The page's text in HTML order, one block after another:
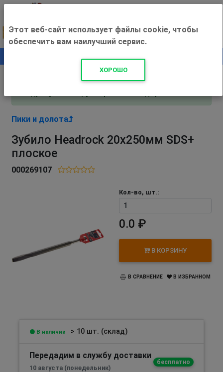
+500 ₽
Внимание! С 3 августа магазин работает по
Пики и долота
Зубило Headrock 20х250мм SDS+
плоское
000269107
Кол-во, шт.:
0.0 ₽
В КОРЗИНУ
В СРАВНЕНИЕ В ИЗБРАННОМ
В наличии > 10 шт. (склад)
Передадим в службу доставки
бесплатно
10 августа (понедельник)
Этот веб-сайт использует файлы cookie, чтобы
обеспечить вам наилучший сервис.
ХОРОШО